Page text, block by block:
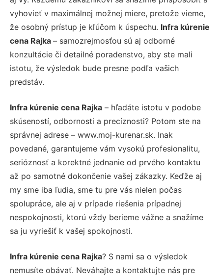
vyhovieť v maximálnej možnej miere, pretože vieme,
že osobný prístup je kľúčom k úspechu. Infra kúrenie
cena Rajka – samozrejmosťou sú aj odborné
konzultácie či detailné poradenstvo, aby ste mali
istotu, že výsledok bude presne podľa vašich
predstáv.
Infra kúrenie cena Rajka – hľadáte istotu v podobe
skúseností, odbornosti a precíznosti? Potom ste na
správnej adrese – www.moj-kurenar.sk. Inak
povedané, garantujeme vám vysokú profesionalitu,
serióznosť a korektné jednanie od prvého kontaktu
až po samotné dokončenie vašej zákazky. Keďže aj
my sme iba ľudia, sme tu pre vás nielen počas
spolupráce, ale aj v prípade riešenia prípadnej
nespokojnosti, ktorú vždy berieme vážne a snažíme
sa ju vyriešiť k vašej spokojnosti.
Infra kúrenie cena Rajka? S nami sa o výsledok
nemusíte obávať. Neváhajte a kontaktujte nás pre